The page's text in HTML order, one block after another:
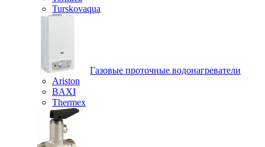
Turskovaqua
Газовые проточные водонагреватели
Ariston
BAXI
Thermex